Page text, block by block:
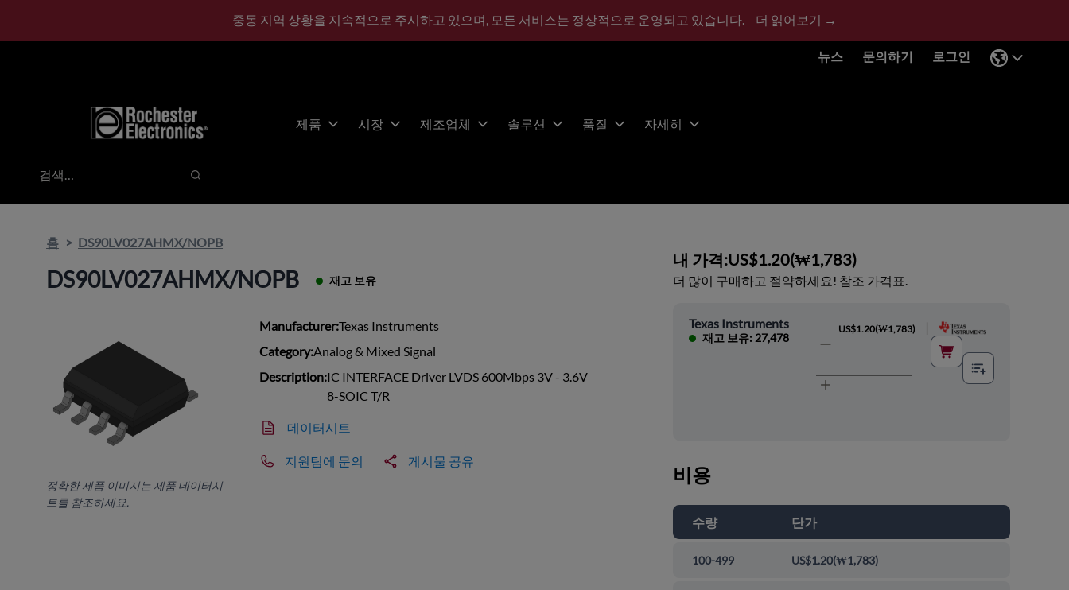
중동 지역 상황을 지속적으로 주시하고 있으며, 모든 서비스는 정상적으로 운영되고 있습니다. 더 읽어보기 →
뉴스 문의하기 로그인
제품 시장 제조업체 솔루션 품질 자세히
검색
검색
홈 DS90LV027AHMX/NOPB
DS90LV027AHMX/NOPB 재고 보유
정확한 제품 이미지는 제품 데이터시
트를 참조하세요.
Manufacturer:Texas Instruments
Category:Analog & Mixed Signal
Description:IC INTERFACE Driver LVDS 600Mbps 3V - 3.6V
8-SOIC T/R
데이터시트
지원팀에 문의 게시물 공유
내 가격:US$1.20(₩1,783)
더 많이 구매하고 절약하세요! 참조 가격표.
Texas Instruments
재고 보유: 27,478
US$1.20(₩1,783)
비용
수량 단가
100-499 US$1.20(₩1,783)